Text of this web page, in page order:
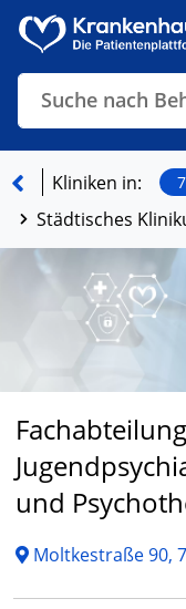
Suche nach
Kliniken in:
Städtisches
und
Moltkestraße 90,